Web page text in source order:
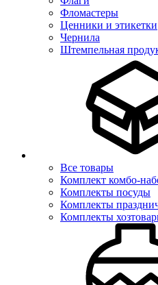
Фломастеры
Ценники и этикетки
Чернила
Штемпельная
Все товары
Комплект комбо-
Комплекты посуды
Комплекты
Комплекты